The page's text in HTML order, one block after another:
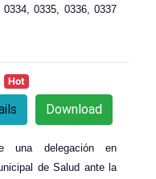
0335, 0336, 0337
Hot
Download
una delegación en
de Salud ante la